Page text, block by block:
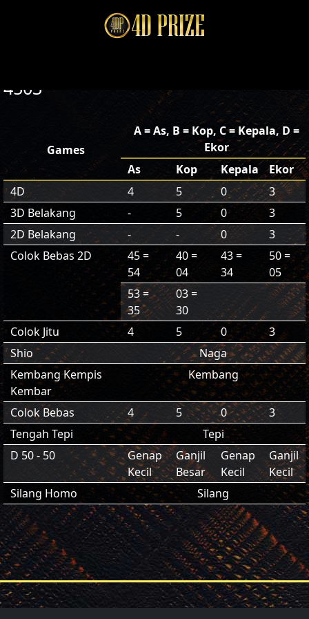
4503
Games
A = As, B = Kop, C = Kepala, D =
Ekor
As
Kop Kepala
Ekor
4D
4 5 0
3
3D Belakang
- 5 0
3
2D Belakang
- - 0
3
Colok Bebas 2D
45 =
54
40 =
04
43 =
34
50 =
05
53 =
35
03 =
30
Colok Jitu
4 5 0
3
Shio
Naga
Kembang Kempis
Kembar
Kembang
Colok Bebas 4 5 0
3
Tengah Tepi
Tepi
D 50 - 50
Genap
Kecil
Ganjil
Besar
Genap
Kecil
Ganjil
Kecil
Silang Homo
Silang